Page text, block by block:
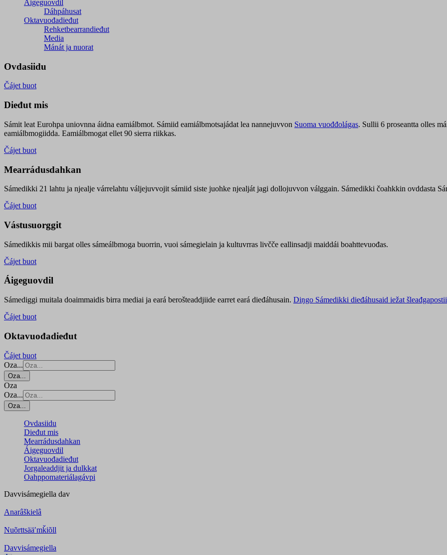
Áigeguovdil
Dáhpáhusat
Oktavuođadieđut
Rehketbearrandieđut
Media
Mánát ja nuorat
Ovdasiidu
Čájet buot
Dieđut mis
Sámit leat Eurohpa uniovnna áidna eamiálbmot. Sámiid eamiálbmotsajádat lea nannejuvvon Suoma vuođđolágas. Sullii 6 proseantta olles
eamiálbmogiidda. Eamiálbmogat ellet 90 sierra riikkas.
Čájet buot
Mearrádusdahkan
Sámedikki 21 lahtu ja njealje várrelahtu váljejuvvojit sámiid siste juohke njealját jagi dollojuvvon válggain. Sámedikki čoahkkin ovddasta
Čájet buot
Vástusuorggit
Sámedikkis mii bargat olles sámeálbmoga buorrin, vuoi sámegielain ja kultuvrras livčče eallinsadji maiddái boahttevuođas.
Čájet buot
Áigeguovdil
Sámediggi muitala doaimmaidis birra mediai ja eará berošteaddjiide earret eará dieđáhusain. Diŋgo Sámedikki dieđáhusaid iežat šleađgapostii
Čájet buot
Oktavuođadieđut
Čájet buot
Oza...
Oza...
Oza
Oza...
Oza...
Ovdasiidu
Dieđut mis
Mearrádusdahkan
Áigeguovdil
Oktavuođadieđut
Jorgaleaddjit ja dulkkat
Oahppomateriálagávpi
Davvisámegiella dav
Anarâškielâ
Nuõrttsääʹmǩiõll
Davvisámegiella